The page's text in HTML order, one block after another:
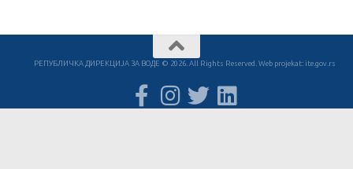
РЕПУБЛИЧКА ДИРЕКЦИЈА ЗА ВОДЕ © 2026. All Rights Reserved. Web projekat: ite.gov.rs